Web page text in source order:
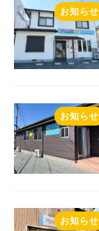
お知らせ
お知らせ
お知らせ